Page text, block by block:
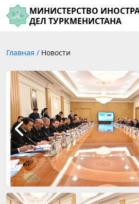
МИНИСТЕРСТВО
ДЕЛ ТУРКМЕНИСТАНА
Главная / Новости